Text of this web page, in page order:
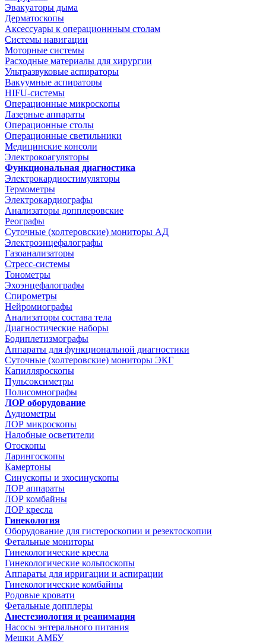
Эвакуаторы дыма
Дерматоскопы
Аксессуары к операционнным столам
Системы навигации
Моторные системы
Расходные материалы для хирургии
Ультразвуковые аспираторы
Вакуумные аспираторы
HIFU-системы
Операционные микроскопы
Лазерные аппараты
Операционные столы
Операционные светильники
Медицинские консоли
Электрокоагуляторы
Функциональная диагностика
Электрокардиостимуляторы
Термометры
Электрокардиографы
Анализаторы допплеровские
Реографы
Суточные (холтеровские) мониторы АД
Электроэнцефалографы
Газоанализаторы
Стресс-системы
Тонометры
Эхоэнцефалографы
Спирометры
Нейромиографы
Анализаторы состава тела
Диагностические наборы
Бодиплетизмографы
Аппараты для функциональной диагностики
Суточные (холтеровские) мониторы ЭКГ
Капилляроскопы
Пульсоксиметры
Полисомнографы
ЛОР оборудование
Аудиометры
ЛОР микроскопы
Налобные осветители
Отоскопы
Ларингоскопы
Камертоны
Синускопы и эхосинускопы
ЛОР аппараты
ЛОР комбайны
ЛОР кресла
Гинекология
Оборудование для гистероскопии и резектоскопии
Фетальные мониторы
Гинекологические кресла
Гинекологические кольпоскопы
Аппараты для ирригации и аспирации
Гинекологические комбайны
Родовые кровати
Фетальные допплеры
Анестезиология и реанимация
Насосы энтерального питания
Мешки АМБУ